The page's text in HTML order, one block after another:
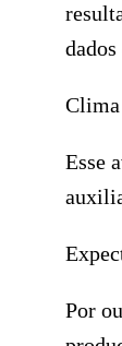
dados
Esse
Por